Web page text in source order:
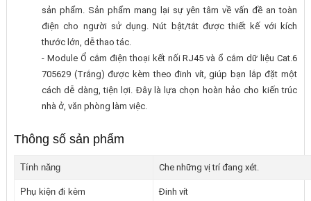
sản phẩm. Sản phẩm mang lại sự yên tâm về vấn đề an toàn
điện cho người sử dụng. Nút bật/tắt được thiết kế với kích
thước lớn, dễ thao tác.
- Module Ổ cắm điện thoại kết nối RJ45 và ổ cắm dữ liệu Cat.6
705629 (Trắng) được kèm theo đinh vít, giúp bạn lắp đặt một
cách dễ dàng, tiện lợi. Đây là lựa chọn hoàn hảo cho kiến trúc
nhà ở, văn phòng làm việc.
Thông số sản phẩm
Tính năng Che những vị trí đang xét.
Phụ kiện đi kèm Đinh vít